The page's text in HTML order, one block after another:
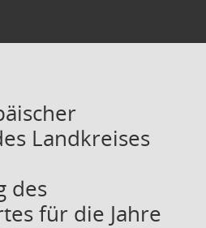
Landkreises
des
für die Jahre